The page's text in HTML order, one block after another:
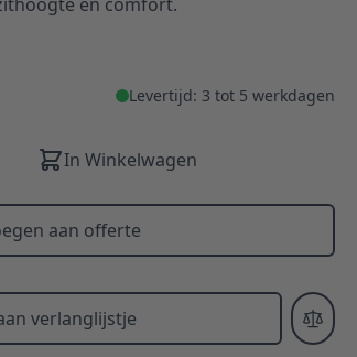
Levertijd: 3 tot 5 werkdagen
In Winkelwagen
aan offerte
verlanglijstje